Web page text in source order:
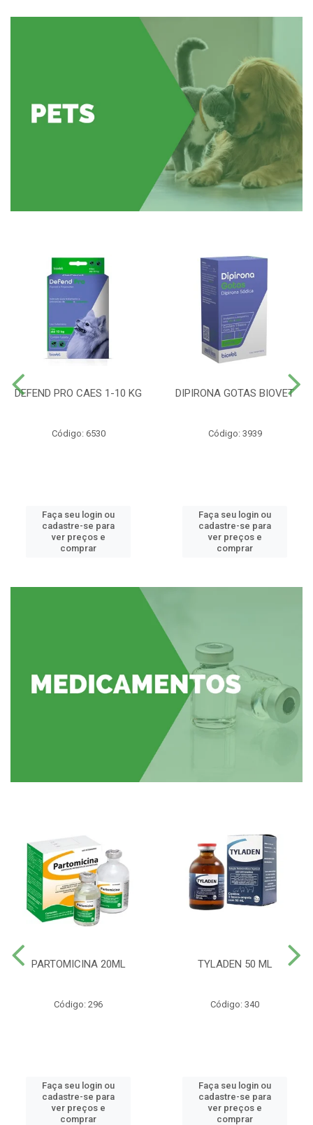
DEFEND PRO CAES 1-10 KG
Código: 6530
Faça seu login ou
cadastre-se para
ver preços e
comprar
DIPIRONA GOTAS BIOVET
Código: 3939
Faça seu login ou
cadastre-se para
ver preços e
comprar
PARTOMICINA 20ML
Código: 296
Faça seu login ou
cadastre-se para
ver preços e
comprar
TYLADEN 50 ML
Código: 340
Faça seu login ou
cadastre-se para
ver preços e
comprar